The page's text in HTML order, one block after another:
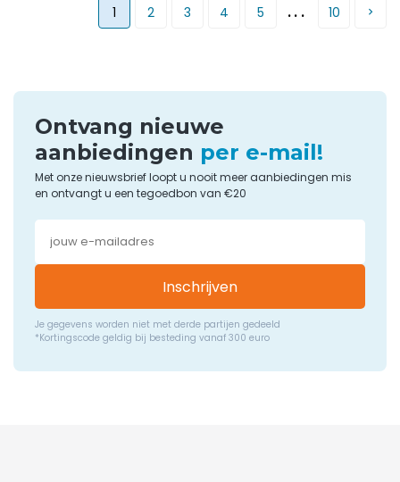
1 2 3 4 5 ... 10
Ontvang nieuwe
aanbiedingen per e-mail!
Met onze nieuwsbrief loopt u nooit meer aanbiedingen mis
en ontvangt u een tegoedbon van €20
Inschrijven
Je gegevens worden niet met derde partijen gedeeld
*Kortingscode geldig bij besteding vanaf 300 euro